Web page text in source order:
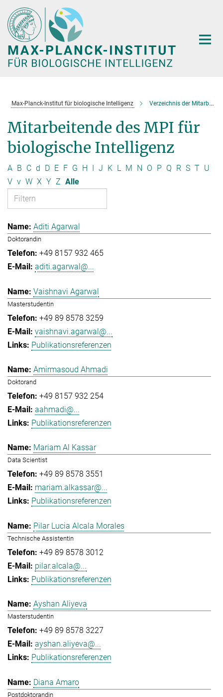
Hauptinhalt
Max-Planck-Institut für biologische Intelligenz Verzeichnis der Mitarbeitenden
Mitarbeitende des MPI für
biologische Intelligenz
A B C d D E F G H I J K L M N O P Q R S T U
V v W X Y Z Alle
Aditi Agarwal
Doktorandin
+49 8157 932 465
aditi.agarwal@...
Vaishnavi Agarwal
Masterstudentin
+49 89 8578 3259
vaishnavi.agarwal@...
Publikationsreferenzen
Amirmasoud Ahmadi
Doktorand
+49 8157 932 254
aahmadi@...
Publikationsreferenzen
Mariam Al Kassar
Data Scientist
+49 89 8578 3551
mariam.alkassar@...
Publikationsreferenzen
Pilar Lucia Alcala Morales
Technische Assistentin
+49 89 8578 3012
pilar.alcala@...
Publikationsreferenzen
Ayshan Aliyeva
Masterstudentin
+49 89 8578 3227
ayshan.aliyeva@...
Publikationsreferenzen
Diana Amaro
Postdoktorandin